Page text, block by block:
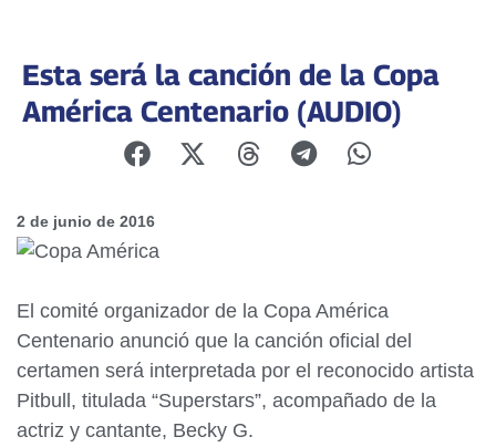
Esta será la canción de la Copa
América Centenario (AUDIO)
2 de junio de 2016
El comité organizador de la Copa América
Centenario anunció que la canción oficial del
certamen será interpretada por el reconocido artista
Pitbull, titulada “Superstars”, acompañado de la
actriz y cantante, Becky G.